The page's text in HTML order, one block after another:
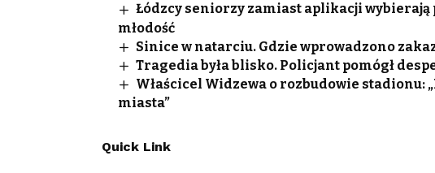
Łódzcy seniorzy zamiast aplikacji
młodość
Sinice w natarciu. Gdzie wprowadzono
Tragedia była blisko. Policjant pomógł
Właścicel Widzewa o rozbudowie stadionu:
miasta”
Quick Link